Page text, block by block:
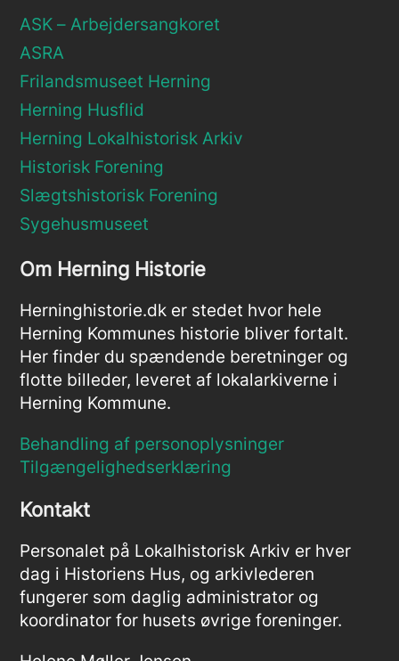
ASK – Arbejdersangkoret
ASRA
Frilandsmuseet Herning
Herning Husflid
Herning Lokalhistorisk Arkiv
Historisk Forening
Slægtshistorisk Forening
Sygehusmuseet
Om Herning Historie
Herninghistorie.dk er stedet hvor hele
Herning Kommunes historie bliver fortalt.
Her finder du spændende beretninger og
flotte billeder, leveret af lokalarkiverne i
Herning Kommune.
Behandling af personoplysninger
Tilgængelighedserklæring
Kontakt
Personalet på Lokalhistorisk Arkiv er hver
dag i Historiens Hus, og arkivlederen
fungerer som daglig administrator og
koordinator for husets øvrige foreninger.